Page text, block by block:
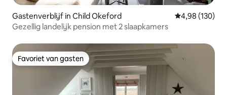
Gastenverblijf in Child Okeford Gemiddelde
4,98 (130)
Gezellig landelijk pension met 2 slaapkamers
Favoriet van gasten
Favoriet van gasten